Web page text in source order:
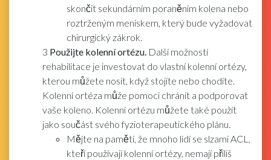
skončit sekundárním poraněním kolena nebo
roztrženým meniskem, který bude vyžadovat
chirurgický zákrok.
3 Použijte kolenní ortézu. Další možností
rehabilitace je investovat do vlastní kolenní ortézy,
kterou můžete nosit, když stojíte nebo chodíte.
Kolenní ortéza může pomoci chránit a podporovat
vaše koleno. Kolenní ortézu můžete také použít
jako součást svého fyzioterapeutického plánu.
Mějte na paměti, že mnoho lidí se slzami ACL,
kteří používají kolenní ortézy, nemají příliš